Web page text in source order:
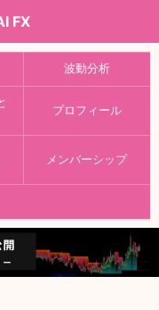
FX
波動分析
プロフィール
メンバーシップ